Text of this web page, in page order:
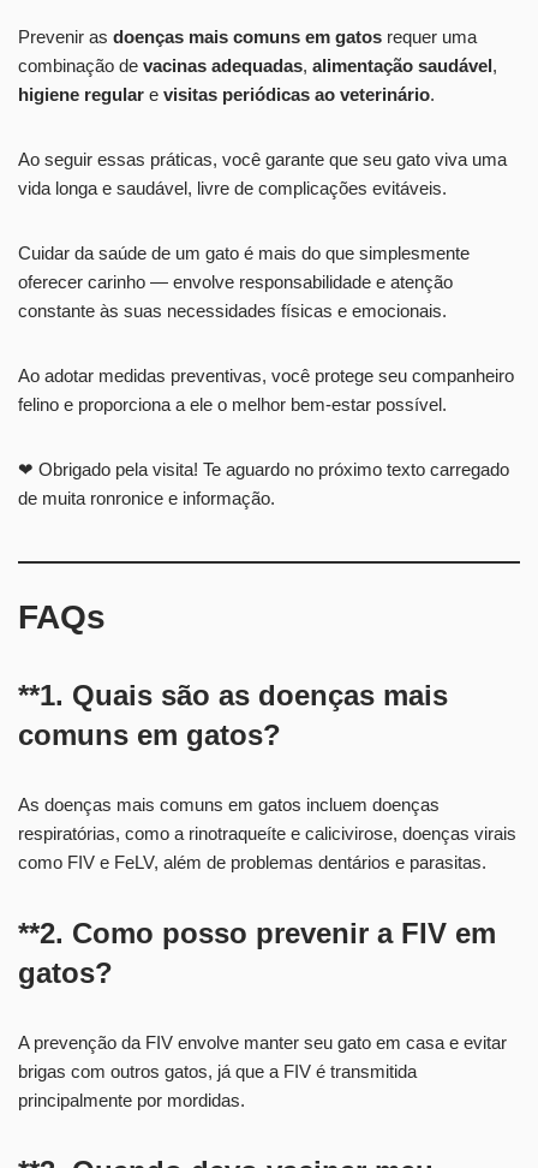
Prevenir as doenças mais comuns em gatos requer uma
combinação de vacinas adequadas, alimentação saudável,
higiene regular e visitas periódicas ao veterinário.
Ao seguir essas práticas, você garante que seu gato viva uma
vida longa e saudável, livre de complicações evitáveis.
Cuidar da saúde de um gato é mais do que simplesmente
oferecer carinho — envolve responsabilidade e atenção
constante às suas necessidades físicas e emocionais.
Ao adotar medidas preventivas, você protege seu companheiro
felino e proporciona a ele o melhor bem-estar possível.
❤ Obrigado pela visita! Te aguardo no próximo texto carregado
de muita ronronice e informação.
FAQs
**1. Quais são as doenças mais
comuns em gatos?
As doenças mais comuns em gatos incluem doenças
respiratórias, como a rinotraqueíte e calicivirose, doenças virais
como FIV e FeLV, além de problemas dentários e parasitas.
**2. Como posso prevenir a FIV em
gatos?
A prevenção da FIV envolve manter seu gato em casa e evitar
brigas com outros gatos, já que a FIV é transmitida
principalmente por mordidas.